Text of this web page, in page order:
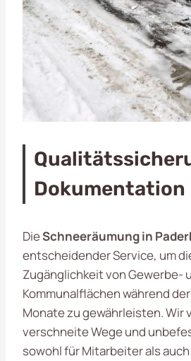
Dokumentation
DieSchneeräumung in
entscheidender Service, um
Zugänglichkeit von Gewerbe-
Kommunalflächen während
Monate zu gewährleisten. Wir
verschneite Wege und
sowohl für Mitarbeiter als